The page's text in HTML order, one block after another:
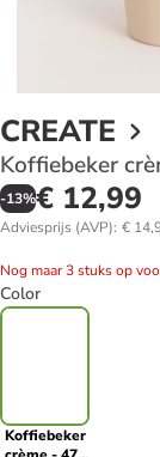
CREATE
Koffiebeker
-13%€ 12,99
Adviesprijs (AVP): €
Nog maar 3 stuks op
Color
Koffiebeker